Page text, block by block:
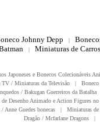
Johnny Depp |
| Miniaturas de
Japoneses e Bonecos Colecionáveis
TV / Miniaturas da Televisão |
/ Bakugan Guerreiros da Batalha
Desenho Animado e Action Figures
Anne Guedes bonecas |
Miniaturas
Dragão / Mcfarlane Dragons
|